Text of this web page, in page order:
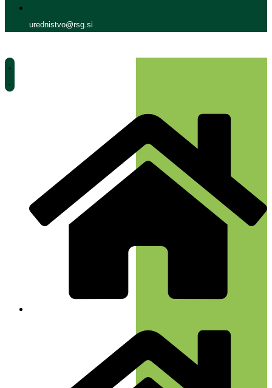
urednistvo@rsg.si